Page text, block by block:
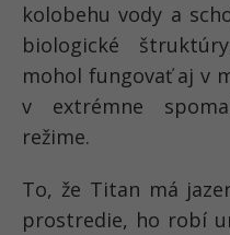
kolobehu vody a
biologické
mohol fungovať aj v
v extrémne
režime.
To, že Titan má
prostredie, ho robí